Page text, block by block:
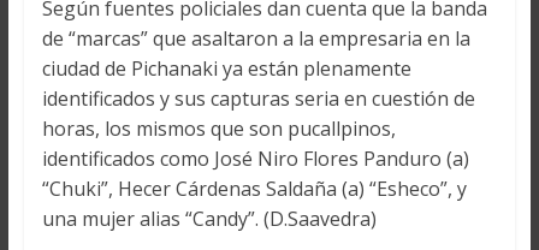
Según fuentes policiales dan cuenta que la banda
de “marcas” que asaltaron a la empresaria en la
ciudad de Pichanaki ya están plenamente
identificados y sus capturas seria en cuestión de
horas, los mismos que son pucallpinos,
identificados como José Niro Flores Panduro (a)
“Chuki”, Hecer Cárdenas Saldaña (a) “Esheco”, y
una mujer alias “Candy”. (D.Saavedra)